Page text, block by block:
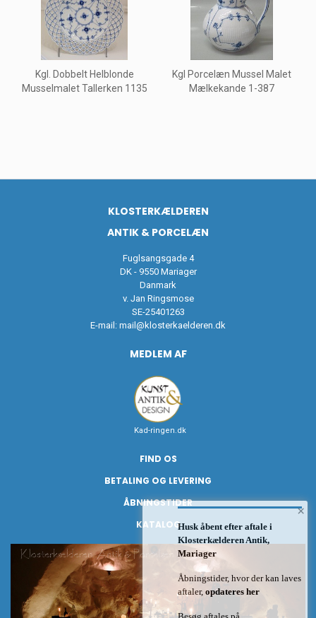
Kgl. Dobbelt Helblonde
Musselmalet Tallerken 1135
Kgl Porcelæn Mussel Malet
Mælkekande 1-387
KLOSTERKÆLDEREN
ANTIK & PORCELÆN
Fuglsangsgade 4
DK - 9550 Mariager
Danmark
v. Jan Ringsmose
SE-25401263
E-mail: mail@klosterkaelderen.dk
MEDLEM AF
Kad-ringen.dk
FIND OS
BETALING OG LEVERING
ÅBNINGSTIDER
KATALOG
×
Husk åbent efter aftale i
Klosterkælderen Antik,
Mariager
Åbningstider, hvor der kan laves
aftaler, opdateres her